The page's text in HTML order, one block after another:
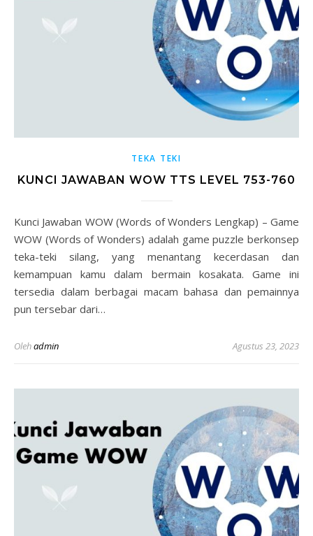
TEKA TEKI
KUNCI JAWABAN WOW TTS LEVEL 753-760
Kunci Jawaban WOW (Words of Wonders Lengkap) – Game
WOW (Words of Wonders) adalah game puzzle berkonsep
teka-teki silang, yang menantang kecerdasan dan
kemampuan kamu dalam bermain kosakata. Game ini
tersedia dalam berbagai macam bahasa dan pemainnya
pun tersebar dari…
Olehadmin Agustus 23, 2023